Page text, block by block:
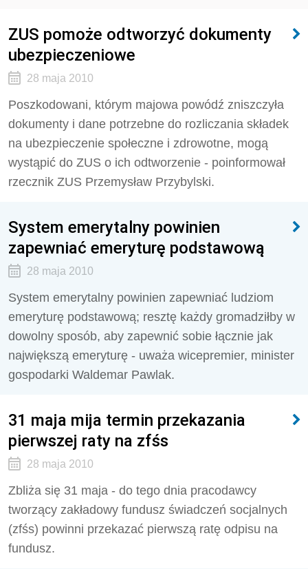
ZUS pomoże odtworzyć dokumenty
ubezpieczeniowe
28 maja 2010
Poszkodowani, którym majowa powódź zniszczyła
dokumenty i dane potrzebne do rozliczania składek
na ubezpieczenie społeczne i zdrowotne, mogą
wystąpić do ZUS o ich odtworzenie - poinformował
rzecznik ZUS Przemysław Przybylski.
System emerytalny powinien
zapewniać emeryturę podstawową
28 maja 2010
System emerytalny powinien zapewniać ludziom
emeryturę podstawową; resztę każdy gromadziłby w
dowolny sposób, aby zapewnić sobie łącznie jak
największą emeryturę - uważa wicepremier, minister
gospodarki Waldemar Pawlak.
31 maja mija termin przekazania
pierwszej raty na zfśs
28 maja 2010
Zbliża się 31 maja - do tego dnia pracodawcy
tworzący zakładowy fundusz świadczeń socjalnych
(zfśs) powinni przekazać pierwszą ratę odpisu na
fundusz.